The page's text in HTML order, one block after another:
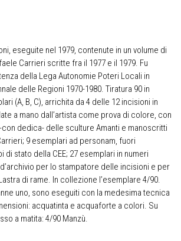
eseguite nel 1979, contenute in un volume di
Carrieri scritte fra il 1977 e il 1979. Fu
della Lega Autonomie Poteri Locali in
delle Regioni 1970-1980. Tiratura 90 in
(A, B, C), arrichita da 4 delle 12 incisioni in
a mano dall’artista come prova di colore, con
dedica- delle sculture Amanti e manoscritti
9 esemplari ad personam, fuori
stato della CEE; 27 esemplari in numeri
per lo stampatore delle incisioni e per
di rame. In collezione l’esemplare 4/90.
uno, sono eseguiti con la medesima tecnica
acquatinta e acquaforte a colori. Su
a matita: 4/90 Manzù.